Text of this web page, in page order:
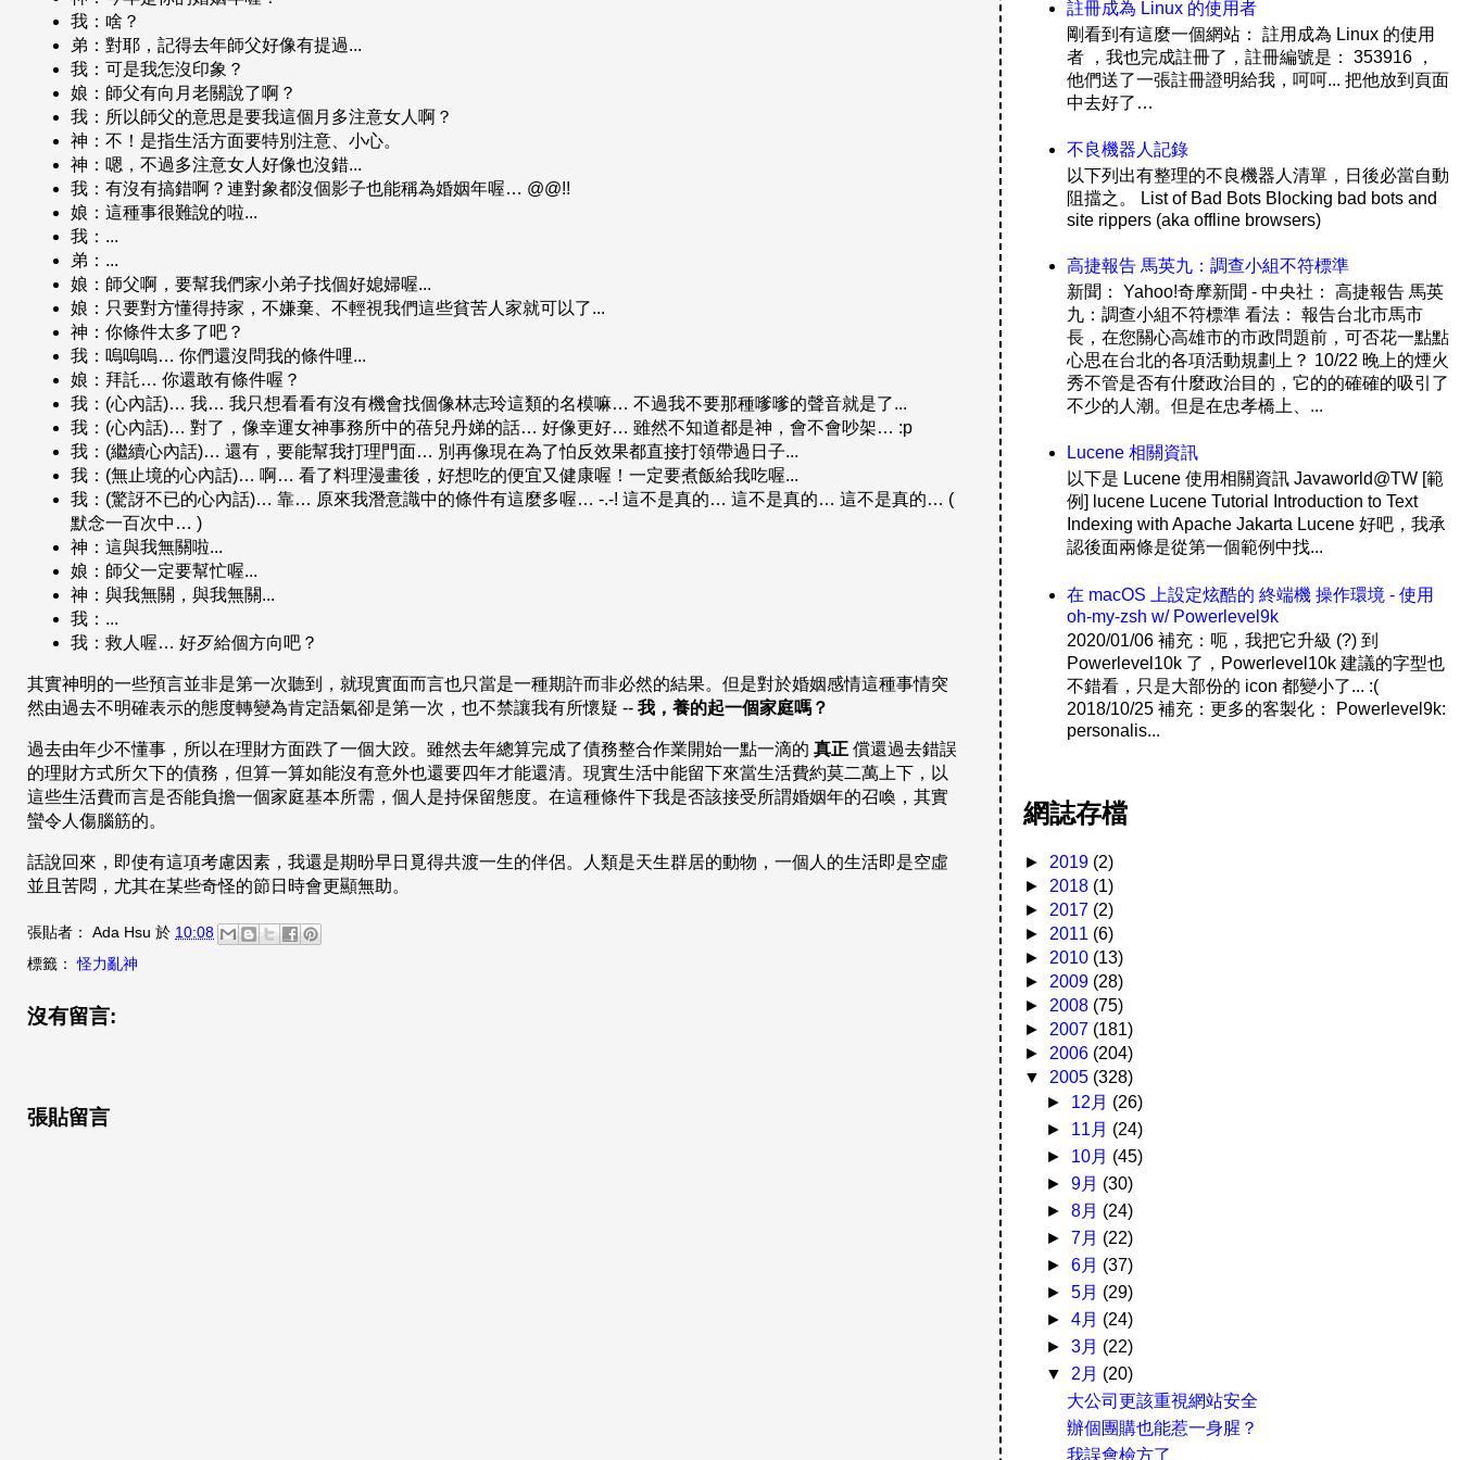
我：啥？
弟：對耶，記得去年師父好像有提過...
我：可是我怎沒印象？
娘：師父有向月老關說了啊？
我：所以師父的意思是要我這個月多注意女人啊？
神：不！是指生活方面要特別注意、小心。
神：嗯，不過多注意女人好像也沒錯...
我：有沒有搞錯啊？連對象都沒個影子也能稱為婚姻年喔… @@!!
娘：這種事很難說的啦...
我：...
弟：...
娘：師父啊，要幫我們家小弟子找個好媳婦喔...
娘：只要對方懂得持家，不嫌棄、不輕視我們這些貧苦人家就可以了...
神：你條件太多了吧？
我：嗚嗚嗚… 你們還沒問我的條件哩...
娘：拜託… 你還敢有條件喔？
我：(心內話)… 我… 我只想看看有沒有機會找個像林志玲這類的名模嘛… 不過我不要那種嗲嗲的聲音就是了...
我：(心內話)… 對了，像幸運女神事務所中的蓓兒丹娣的話… 好像更好… 雖然不知道都是神，會不會吵架… :p
我：(繼續心內話)… 還有，要能幫我打理門面… 別再像現在為了怕反效果都直接打領帶過日子...
我：(無止境的心內話)… 啊… 看了料理漫畫後，好想吃的便宜又健康喔！一定要煮飯給我吃喔...
我：(驚訝不已的心內話)… 靠… 原來我潛意識中的條件有這麼多喔… -.-! 這不是真的… 這不是真的… 這不是真的… (
默念一百次中… )
神：這與我無關啦...
娘：師父一定要幫忙喔...
神：與我無關，與我無關...
我：...
我：救人喔… 好歹給個方向吧？
其實神明的一些預言並非是第一次聽到，就現實面而言也只當是一種期許而非必然的結果。但是對於婚姻感情這種事情突
然由過去不明確表示的態度轉變為肯定語氣卻是第一次，也不禁讓我有所懷疑 -- 我，養的起一個家庭嗎？
過去由年少不懂事，所以在理財方面跌了一個大跤。雖然去年總算完成了債務整合作業開始一點一滴的 真正 償還過去錯誤
的理財方式所欠下的債務，但算一算如能沒有意外也還要四年才能還清。現實生活中能留下來當生活費約莫二萬上下，以
這些生活費而言是否能負擔一個家庭基本所需，個人是持保留態度。在這種條件下我是否該接受所謂婚姻年的召喚，其實
蠻令人傷腦筋的。
話說回來，即使有這項考慮因素，我還是期昐早日覓得共渡一生的伴侶。人類是天生群居的動物，一個人的生活即是空虛
並且苦悶，尤其在某些奇怪的節日時會更顯無助。
張貼者： Ada Hsu 於 10:08
標籤：怪力亂神
沒有留言:
張貼留言
註冊成為 Linux 的使用者
剛看到有這麼一個網站： 註用成為 Linux 的使用
者 ，我也完成註冊了，註冊編號是： 353916 ，
他們送了一張註冊證明給我，呵呵... 把他放到頁面
中去好了…
不良機器人記錄
以下列出有整理的不良機器人清單，日後必當自動
阻擋之。 List of Bad Bots Blocking bad bots and
site rippers (aka offline browsers)
高捷報告 馬英九：調查小組不符標準
新聞： Yahoo!奇摩新聞 - 中央社： 高捷報告 馬英
九：調查小組不符標準 看法： 報告台北市馬市
長，在您關心高雄市的市政問題前，可否花一點點
心思在台北的各項活動規劃上？ 10/22 晚上的煙火
秀不管是否有什麼政治目的，它的的確確的吸引了
不少的人潮。但是在忠孝橋上、...
Lucene 相關資訊
以下是 Lucene 使用相關資訊 Javaworld@TW [範
例] lucene Lucene Tutorial Introduction to Text
Indexing with Apache Jakarta Lucene 好吧，我承
認後面兩條是從第一個範例中找...
在 macOS 上設定炫酷的 終端機 操作環境 - 使用
oh-my-zsh w/ Powerlevel9k
2020/01/06 補充：呃，我把它升級 (?) 到
Powerlevel10k 了，Powerlevel10k 建議的字型也
不錯看，只是大部份的 icon 都變小了... :(
2018/10/25 補充：更多的客製化： Powerlevel9k:
personalis...
網誌存檔
► 2019 (2)
► 2018 (1)
► 2017 (2)
► 2011 (6)
► 2010 (13)
► 2009 (28)
► 2008 (75)
► 2007 (181)
► 2006 (204)
▼ 2005 (328)
► 12月 (26)
► 11月 (24)
► 10月 (45)
► 9月 (30)
► 8月 (24)
► 7月 (22)
► 6月 (37)
► 5月 (29)
► 4月 (24)
► 3月 (22)
▼ 2月 (20)
大公司更該重視網站安全
辦個團購也能惹一身腥？
我誤會檢方了